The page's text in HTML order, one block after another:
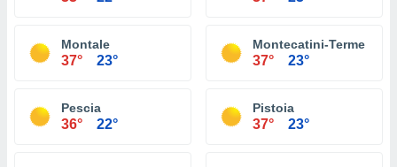
Montale
37° 23°
Montecatini-Terme
37° 23°
Pescia
36° 22°
Pistoia
37° 23°